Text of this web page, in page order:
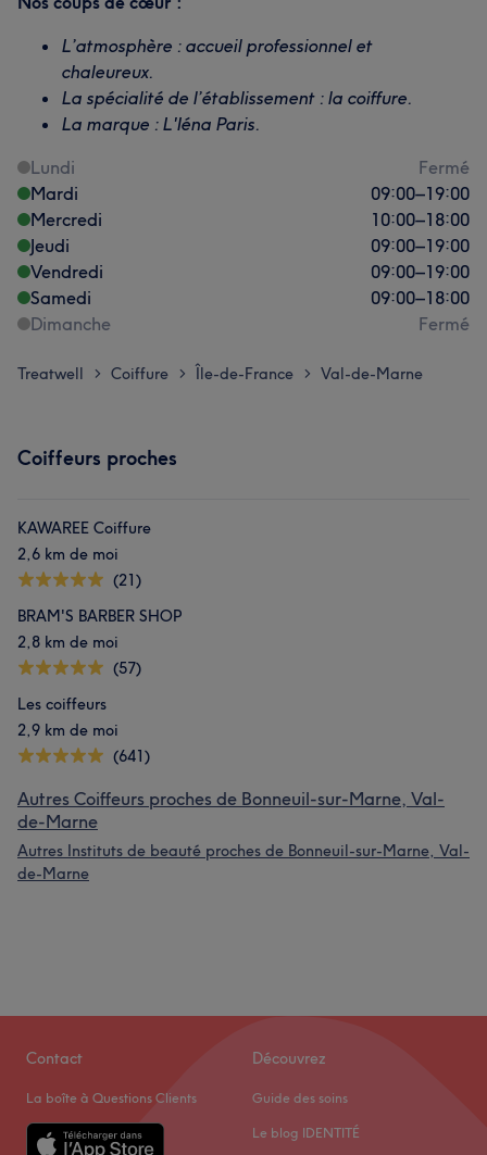
L’atmosphère : accueil professionnel et
chaleureux.
La spécialité de l’établissement : la coiffure.
La marque : L'Iéna Paris.
Lundi
Fermé
Mardi
09:00–19:00
Mercredi
10:00–18:00
Jeudi
09:00–19:00
Vendredi
09:00–19:00
Samedi
09:00–18:00
Dimanche
Fermé
Treatwell > Coiffure > Île-de-France > Val-de-Marne
Coiffeurs proches
KAWAREE Coiffure
2,6 km de moi
(21)
BRAM'S BARBER SHOP
2,8 km de moi
(57)
Les coiffeurs
2,9 km de moi
(641)
Autres Coiffeurs proches de Bonneuil-sur-Marne, Val-
de-Marne
Autres Instituts de beauté proches de Bonneuil-sur-Marne, Val-
de-Marne
Contact
La boîte à Questions Clients
Découvrez
Guide des soins
Le blog IDENTITÉ